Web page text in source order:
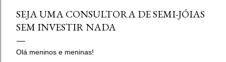
SEJA UMA CONSULTORA DE SEMI-JÓIAS
SEM INVESTIR NADA
Olá meninos e meninas!